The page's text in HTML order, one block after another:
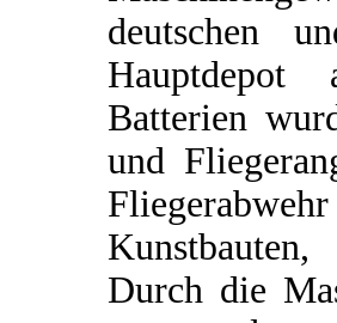
deutschen
Hauptdepot
Batterien
und
Durch die